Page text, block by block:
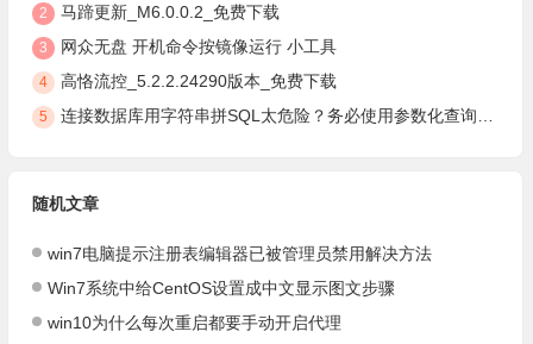
2 马蹄更新_M6.0.0.2_免费下载
3 网众无盘 开机命令按镜像运行 小工具
4 高恪流控_5.2.2.24290版本_免费下载
5 连接数据库用字符串拼SQL太危险？务必使用参数化查询，安全防注入
随机文章
win7电脑提示注册表编辑器已被管理员禁用解决方法
Win7系统中给CentOS设置成中文显示图文步骤
win10为什么每次重启都要手动开启代理